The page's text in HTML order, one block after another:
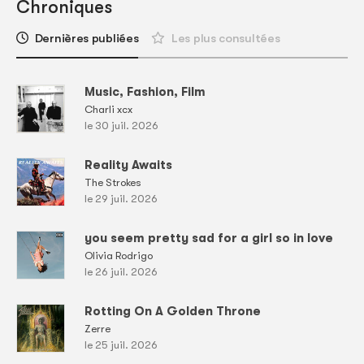
Chroniques
Dernières publiées Les plus consultées
Music, Fashion, Film
Charli xcx
le 30 juil. 2026
Reality Awaits
The Strokes
le 29 juil. 2026
you seem pretty sad for a girl so in love
Olivia Rodrigo
le 26 juil. 2026
Rotting On A Golden Throne
Zerre
le 25 juil. 2026